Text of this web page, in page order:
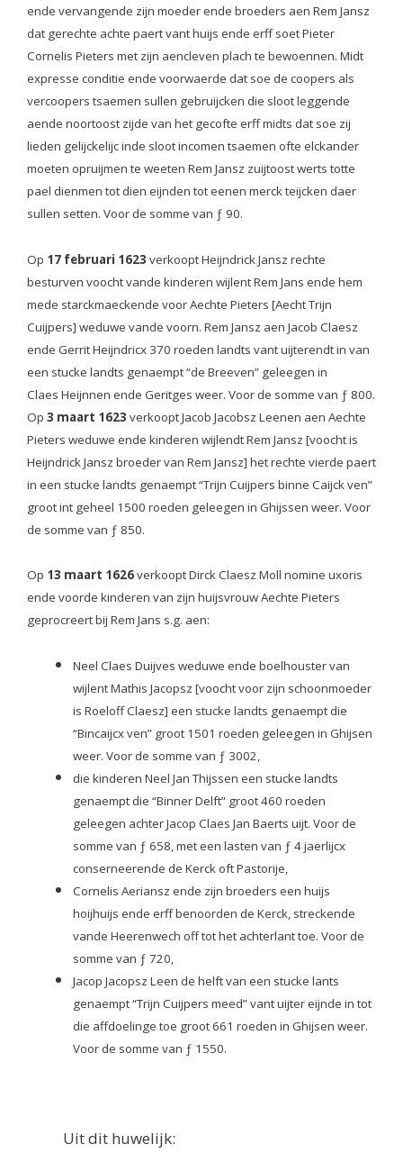
ende vervangende zijn moeder ende broeders aen Rem Jansz
dat gerechte achte paert vant huijs ende erff soet Pieter
Cornelis Pieters met zijn aencleven plach te bewoennen. Midt
expresse conditie ende voorwaerde dat soe de coopers als
vercoopers tsaemen sullen gebruijcken die sloot leggende
aende noortoost zijde van het gecofte erff midts dat soe zij
lieden gelijckelijc inde sloot incomen tsaemen ofte elckander
moeten opruijmen te weeten Rem Jansz zuijtoost werts totte
pael dienmen tot dien eijnden tot eenen merck teijcken daer
sullen setten. Voor de somme van ƒ 90.
Op 17 februari 1623 verkoopt Heijndrick Jansz rechte
besturven voocht vande kinderen wijlent Rem Jans ende hem
mede starckmaeckende voor Aechte Pieters [Aecht Trijn
Cuijpers] weduwe vande voorn. Rem Jansz aen Jacob Claesz
ende Gerrit Heijndricx 370 roeden landts vant uijterendt in van
een stucke landts genaempt “de Breeven” geleegen in
Claes Heijnnen ende Geritges weer. Voor de somme van ƒ 800.
Op 3 maart 1623 verkoopt Jacob Jacobsz Leenen aen Aechte
Pieters weduwe ende kinderen wijlendt Rem Jansz [voocht is
Heijndrick Jansz broeder van Rem Jansz] het rechte vierde paert
in een stucke landts genaempt “Trijn Cuijpers binne Caijck ven”
groot int geheel 1500 roeden geleegen in Ghijssen weer. Voor
de somme van ƒ 850.
Op 13 maart 1626verkoopt Dirck Claesz Moll nomine uxoris
ende voorde kinderen van zijn huijsvrouw Aechte Pieters
geprocreert bij Rem Jans s.g. aen:
Neel Claes Duijves weduwe ende boelhouster van
wijlent Mathis Jacopsz [voocht voor zijn schoonmoeder
is Roeloff Claesz] een stucke landts genaempt die
“Bincaijcx ven” groot 1501 roeden geleegen in Ghijsen
weer. Voor de somme van ƒ 3002,
die kinderen Neel Jan Thijssen een stucke landts
genaempt die “Binner Delft” groot 460 roeden
geleegen achter Jacop Claes Jan Baerts uijt. Voor de
somme van ƒ 658, met een lasten van ƒ 4 jaerlijcx
conserneerende de Kerck oft Pastorije,
Cornelis Aeriansz ende zijn broeders een huijs
hoijhuijs ende erff benoorden de Kerck, streckende
vande Heerenwech off tot het achterlant toe. Voor de
somme van ƒ 720,
Jacop Jacopsz Leen de helft van een stucke lants
genaempt “Trijn Cuijpers meed” vant uijter eijnde in tot
die affdoelinge toe groot 661 roeden in Ghijsen weer.
Voor de somme van ƒ 1550.
Uit dit huwelijk: